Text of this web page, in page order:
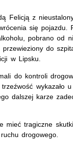
Felicją z
się pojazdu.
pobrano od
do
w Lipsku.
do kontroli
wykazało
dalszej karze
mieć tragiczne
drogowego.